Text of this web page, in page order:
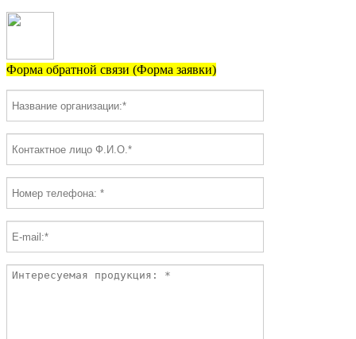
Форма обратной связи (Форма заявки)